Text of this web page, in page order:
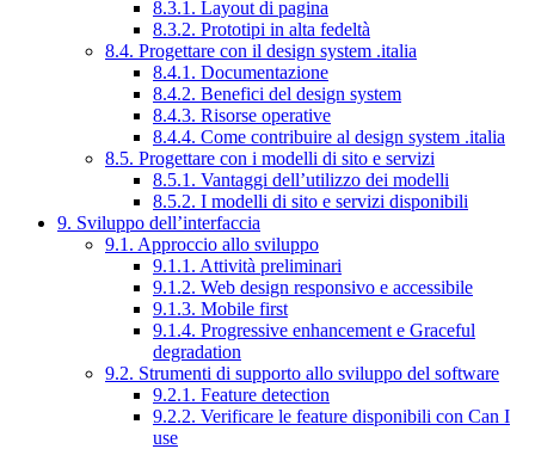
8.3.1. Layout di pagina
8.3.2. Prototipi in alta fedeltà
8.4. Progettare con il design system .italia
8.4.1. Documentazione
8.4.2. Benefici del design system
8.4.3. Risorse operative
8.4.4. Come contribuire al design system .italia
8.5. Progettare con i modelli di sito e servizi
8.5.1. Vantaggi dell’utilizzo dei modelli
8.5.2. I modelli di sito e servizi disponibili
9. Sviluppo dell’interfaccia
9.1. Approccio allo sviluppo
9.1.1. Attività preliminari
9.1.2. Web design responsivo e accessibile
9.1.3. Mobile first
9.1.4. Progressive enhancement e Graceful
degradation
9.2. Strumenti di supporto allo sviluppo del software
9.2.1. Feature detection
9.2.2. Verificare le feature disponibili con Can I
use